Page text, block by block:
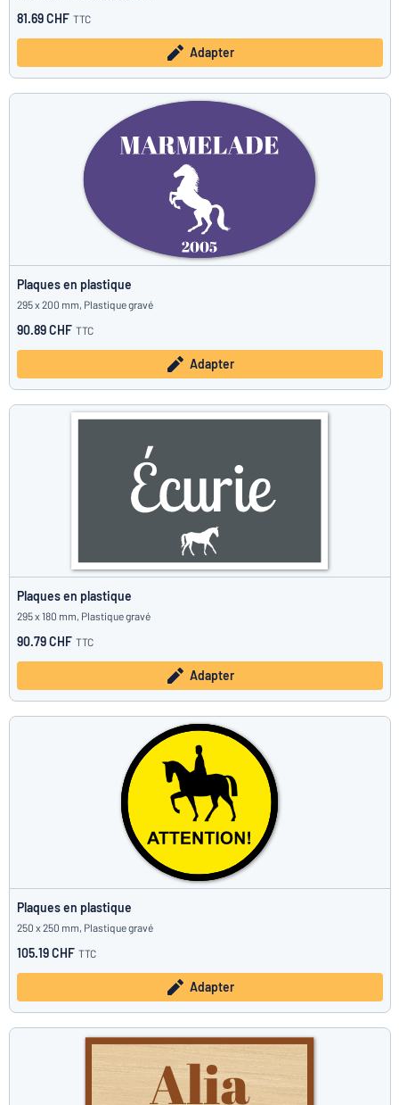
81.69 CHF TTC
Adapter
Plaques en plastique
295 x 200 mm, Plastique gravé
90.89 CHF TTC
Adapter
Plaques en plastique
295 x 180 mm, Plastique gravé
90.79 CHF TTC
Adapter
Plaques en plastique
250 x 250 mm, Plastique gravé
105.19 CHF TTC
Adapter